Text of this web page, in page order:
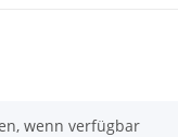
wenn verfügbar